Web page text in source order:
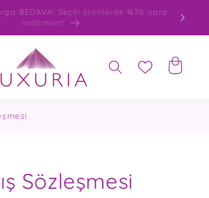
BEDAVA! Seçili ürünlerde %70 varan
indirimler!
8500
Sepet
Sözleşmesi